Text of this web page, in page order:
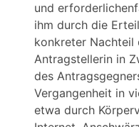
und
ihm durch die
konkreter Nachteil
Antragstellerin in
des
Vergangenheit in
etwa durch